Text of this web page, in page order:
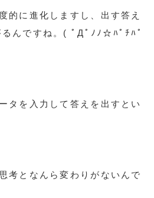
的に進化しますし、出す答え
るんですね。( ﾟДﾟﾉﾉ☆ﾊﾟﾁﾊﾟ
タを入力して答えを出すとい
考となんら変わりがないんで